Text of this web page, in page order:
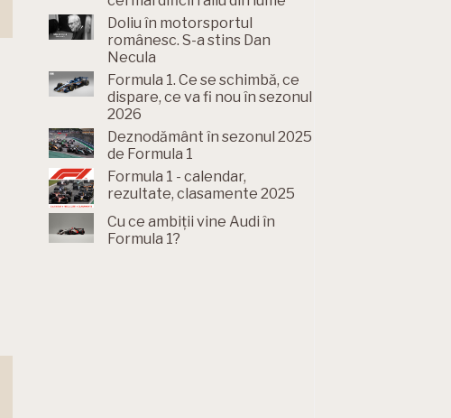
Doliu în motorsportul
românesc. S-a stins Dan
Necula
Formula 1. Ce se schimbă, ce
dispare, ce va fi nou în sezonul
2026
Deznodământ în sezonul 2025
de Formula 1
Formula 1 - calendar,
rezultate, clasamente 2025
Cu ce ambiții vine Audi în
Formula 1?